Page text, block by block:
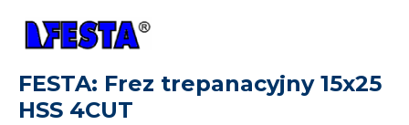
FESTA: Frez trepanacyjny 15x25
HSS 4CUT